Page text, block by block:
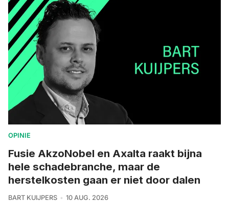
OPINIE
Fusie AkzoNobel en Axalta raakt bijna
hele schadebranche, maar de
herstelkosten gaan er niet door dalen
BART KUIJPERS 10 AUG. 2026